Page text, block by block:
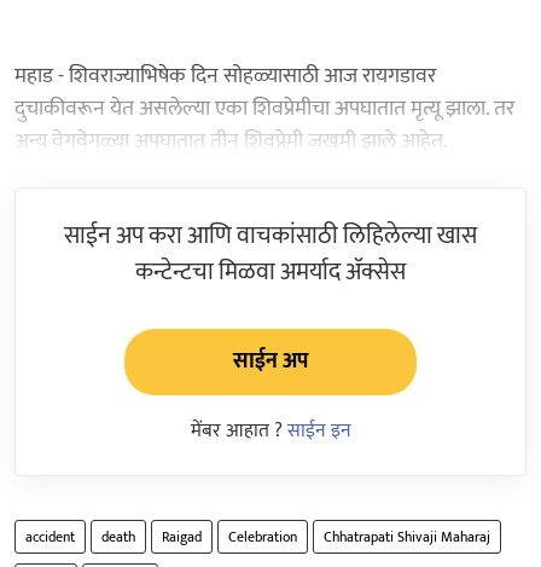
महाड - शिवराज्याभिषेक दिन सोहळ्यासाठी आज रायगडावर
दुचाकीवरून येत असलेल्या एका शिवप्रेमीचा अपघातात मृत्यू झाला. तर
अन्य वेगवेगळ्या अपघातात तीन शिवप्रेमी जखमी झाले आहेत.
साईन अप करा आणि वाचकांसाठी लिहिलेल्या खास
कन्टेन्टचा मिळवा अमर्याद ॲक्सेस
साईन अप
मेंबर आहात ?साईन इन
accident death Raigad Celebration
Chhatrapati Shivaji Maharaj